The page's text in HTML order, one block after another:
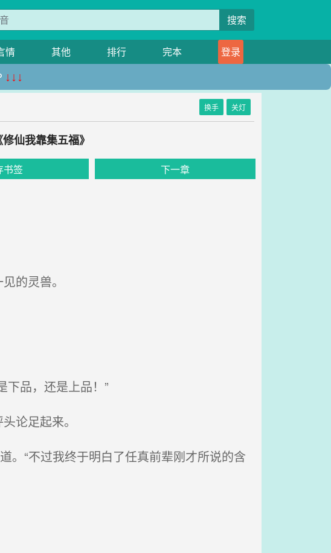
搜索
情 其他 排行 完本
登录
↓↓↓
换手 关灯
仙我靠集五福》
书签 下一章
的灵兽。
品，还是上品！”
论足起来。
。“不过我终于明白了任真前辈刚才所说的含